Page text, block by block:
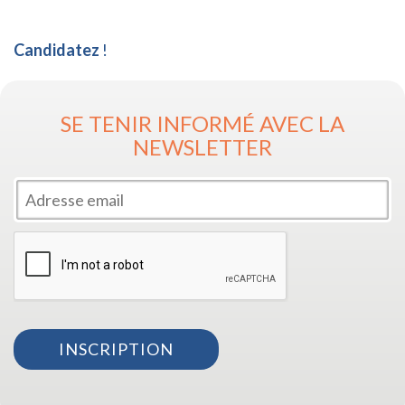
Candidatez !
SE TENIR INFORMÉ AVEC LA
NEWSLETTER